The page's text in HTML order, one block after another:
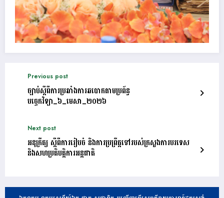
Previous post
ច្បាប់ស្តីពីការប្រឆាំងការឆបោកតាមប្រព័ន្ធ
បច្ចេកវិទ្យា_៦_មេសា_២០២៦
Next post
អនុក្រឹត្យ ស្ដីពីការរៀបចំ និងការប្រព្រឹត្តទៅរបស់ក្រសួងការបរទេស
និងសហប្រតិបត្តិការអន្តជាតិ